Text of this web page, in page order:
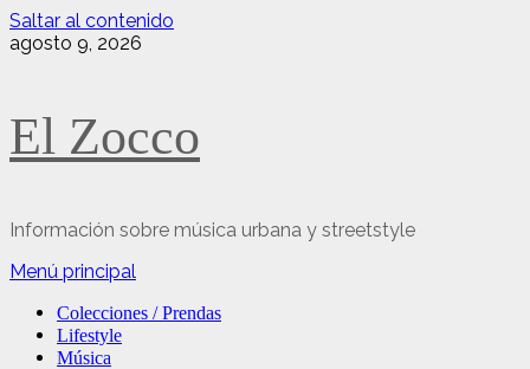
Saltar al contenido
agosto 9, 2026
El Zocco
Información sobre música urbana y streetstyle
Menú principal
Colecciones / Prendas
Lifestyle
Música